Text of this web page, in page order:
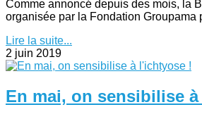
Comme annoncé depuis des mois, la
organisée par la Fondation Groupama
Lire la suite...
2 juin 2019
En mai, on sensibilise